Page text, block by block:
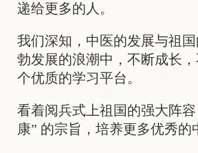
递给更多的人。
我们深知，中医的发展与祖
勃发展的浪潮中，不断成长
个优质的学习平台。
看着阅兵式上祖国的强大阵
康” 的宗旨，培养更多优秀